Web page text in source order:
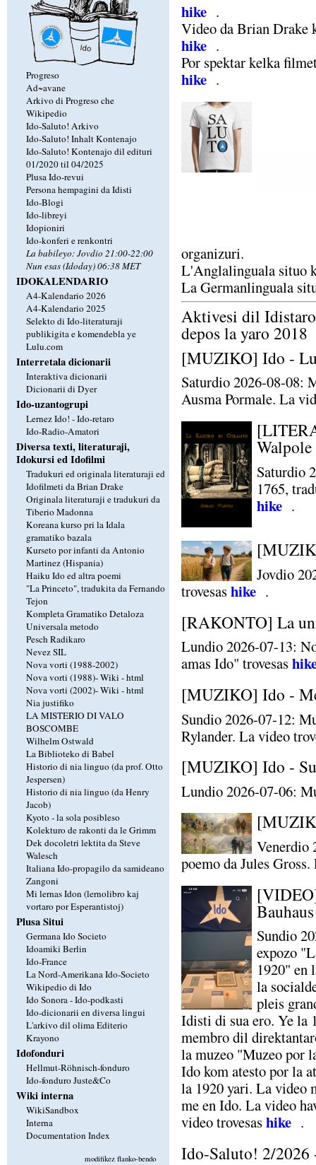
Progreso
Ad~avane
Arkivo di Progreso che
Wikipedio
Ido-Saluto! Arkivo
Ido-Saluto! Inhalt Kontenajo
Ido-Saluto! Kontenajo dil edituri
01/2020 til 04/2025
Plusa Ido-revui
Persona hempagini da Idisti
Ido-Blogi
Ido-libreyi
Idopioniri
Ido-konferi e renkontri
La babileyo: Jovdio 21:00-22:00
Nun esas (Idoday) 06:38 MET
IDOKALENDARIO
A4-Kalendario 2026
A4-Kalendario 2025
Selekto di Ido-literaturaji
publikigita e komendebla ye
Lulu.com
Interretala dicionarii
Interaktiva dicionarii
Dicionarii di Dyer
Ido-uzantogrupi
Lernez Ido! - Ido-retaro
Ido-Radio-Amatori
Diversa texti, literaturaji,
Idokursi ed Idofilmi
Tradukuri ed originala literaturaji ed
Idofilmeti da Brian Drake
Originala literaturaji e tradukuri da
Tiberio Madonna
Koreana kurso pri la Idala
gramatiko bazala
Kurseto por infanti da Antonio
Martinez (Hispania)
Haiku Ido ed altra poemi
"La Princeto", tradukita da Fernando
Tejon
Kompleta Gramatiko Detaloza
Universala metodo
Pesch Radikaro
Nevez SIL
Nova vorti (1988-2002)
Nova vorti (1988)-Wiki -html
Nova vorti (2002)-Wiki -html
Nia justifiko
LA MISTERIO DI VALO
BOSCOMBE
Wilhelm Ostwald
La Biblioteko di Babel
Historio di nia linguo (da prof. Otto
Jespersen)
Historio di nia linguo (da Henry
Jacob)
Kyoto - la sola posibleso
Kolekturo de rakonti da le Grimm
Dek docoletri lektita da Steve
Walesch
Italiana Ido-propagilo da samideano
Zangoni
Mi lernas Idon (lernolibro kaj
vortaro por Esperantistoj)
Plusa Situi
Germana Ido Societo
Idoamiki Berlin
Ido-France
La Nord-Amerikana Ido-Societo
Wikipedio di Ido
Ido Sonora - Ido-podkasti
Ido-dicionarii en diversa lingui
L'arkivo dil olima Editerio
Krayono
Idofonduri
Hellmut-Röhnisch-fonduro
Ido-fonduro Juste&Co
Wiki interna
WikiSandbox
Interna
Documentation Index
modifikez flanko-bendo
hike .
Video da Brian Drake
hike .
Por spektar kelka
hike .
organizuri.
L'Anglalinguala situo
La Germanlinguala
Aktivesi dil Idistaro
depos la yaro 2018
[MUZIKO] Ido -
Saturdio 2026-08-08:
Ausma Pormale. La
Walpole
Saturdio
1765,
hike .
Jovdio
trovesashike .
[RAKONTO] La
Lundio 2026-07-13:
amas Ido" trovesas
[MUZIKO] Ido -
Sundio 2026-07-12:
Rylander. La video
[MUZIKO] Ido -
Lundio 2026-07-06:
Venerdio
poemo da Jules
Sundio
expozo
1920" en
la
pleis
Idisti di sua ero. Ye la
membro dil
la muzeo "Muzeo por
Ido kom atesto por la
la 1920 yari. La video
me en Ido. La video
video trovesashike .
Ido-Saluto! 2/2026